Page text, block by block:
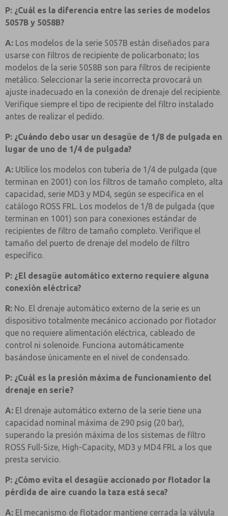
P: ¿Cuál es la diferencia entre las series de modelos
5057B y 5058B?
A: Los modelos de la serie 5057B están diseñados para
usarse con filtros de recipiente de policarbonato; los
modelos de la serie 5058B son para filtros de recipiente
metálico. Seleccionar la serie incorrecta provocará un
ajuste inadecuado en la conexión de drenaje del recipiente.
Verifique siempre el tipo de recipiente del filtro instalado
antes de realizar el pedido.
P: ¿Cuándo debo usar un desagüe de 1/8 de pulgada en
lugar de uno de 1/4 de pulgada?
A: Utilice los modelos con tubería de 1/4 de pulgada (que
terminan en 2001) con los filtros de tamaño completo, alta
capacidad, serie MD3 y MD4, según se especifica en el
catálogo ROSS FRL. Los modelos de 1/8 de pulgada (que
terminan en 1001) son para conexiones estándar de
recipientes de filtro de tamaño completo. Verifique el
tamaño del puerto de drenaje del modelo de filtro
específico.
P: ¿El desagüe automático externo requiere alguna
conexión eléctrica?
R: No. El drenaje automático externo de la serie es un
dispositivo totalmente mecánico accionado por flotador
que no requiere alimentación eléctrica, cableado de
control ni solenoide. Funciona automáticamente
basándose únicamente en el nivel de condensado.
P: ¿Cuál es la presión máxima de funcionamiento del
drenaje en serie?
A: El drenaje automático externo de la serie tiene una
capacidad nominal máxima de 290 psig (20 bar),
superando la presión máxima de los sistemas de filtro
ROSS Full-Size, High-Capacity, MD3 y MD4 FRL a los que
presta servicio.
P: ¿Cómo evita el desagüe accionado por flotador la
pérdida de aire cuando la taza está seca?
A: El mecanismo de flotador mantiene cerrada la válvula